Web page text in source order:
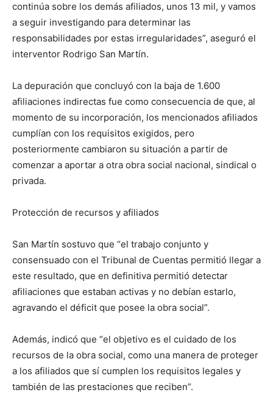
continúa sobre los demás afiliados, unos 13 mil, y vamos
a seguir investigando para determinar las
responsabilidades por estas irregularidades”, aseguró el
interventor Rodrigo San Martín.
La depuración que concluyó con la baja de 1.600
afiliaciones indirectas fue como consecuencia de que, al
momento de su incorporación, los mencionados afiliados
cumplían con los requisitos exigidos, pero
posteriormente cambiaron su situación a partir de
comenzar a aportar a otra obra social nacional, sindical o
privada.
Protección de recursos y afiliados
San Martín sostuvo que “el trabajo conjunto y
consensuado con el Tribunal de Cuentas permitió llegar a
este resultado, que en definitiva permitió detectar
afiliaciones que estaban activas y no debían estarlo,
agravando el déficit que posee la obra social”.
Además, indicó que “el objetivo es el cuidado de los
recursos de la obra social, como una manera de proteger
a los afiliados que sí cumplen los requisitos legales y
también de las prestaciones que reciben”.